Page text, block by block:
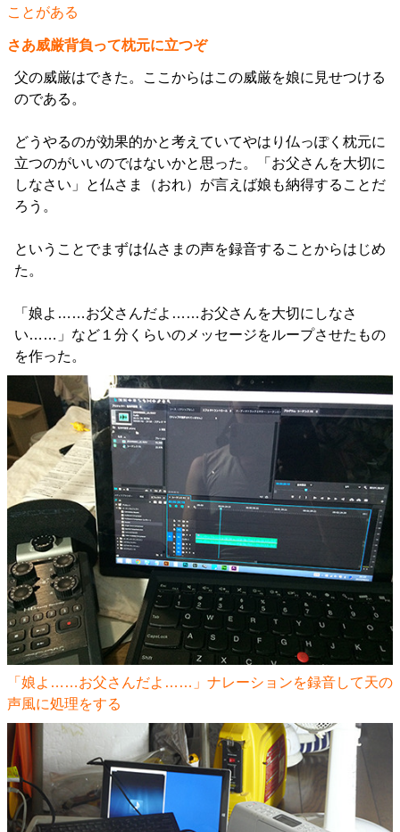
ことがある
さあ威厳背負って枕元に立つぞ
父の威厳はできた。ここからはこの威厳を娘に見せつける
のである。
どうやるのが効果的かと考えていてやはり仏っぽく枕元に
立つのがいいのではないかと思った。「お父さんを大切に
しなさい」と仏さま（おれ）が言えば娘も納得することだ
ろう。
ということでまずは仏さまの声を録音することからはじめ
た。
「娘よ……お父さんだよ……お父さんを大切にしなさ
い……」など１分くらいのメッセージをループさせたもの
を作った。
「娘よ……お父さんだよ……」ナレーションを録音して天の
声風に処理をする